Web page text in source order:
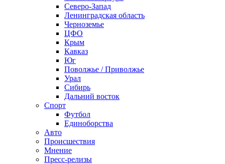
Северо-Запад
Ленинградская область
Черноземье
ЦФО
Крым
Кавказ
Юг
Поволжье / Приволжье
Урал
Сибирь
Дальний восток
Спорт
Футбол
Единоборства
Авто
Происшествия
Мнение
Пресс-релизы